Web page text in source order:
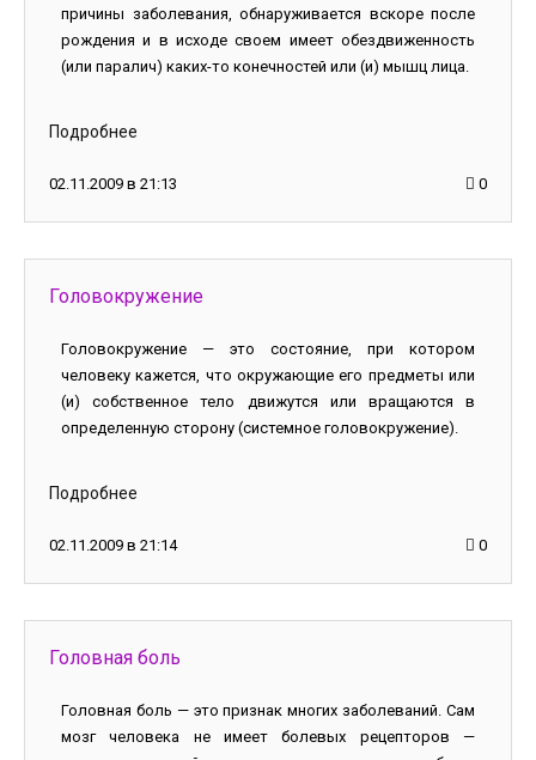
причины заболевания, обнаруживается вскоре после
рождения и в исходе своем имеет обездвиженность
(или паралич) каких-то конечностей или (и) мышц лица.
Подробнее
02.11.2009 в 21:13 0
Головокружение
Головокружение — это состояние, при котором
человеку кажется, что окружающие его предметы или
(и) собственное тело движутся или вращаются в
определенную сторону (системное головокружение).
Подробнее
02.11.2009 в 21:14 0
Головная боль
Головная боль — это признак многих заболеваний. Сам
мозг человека не имеет болевых рецепторов —